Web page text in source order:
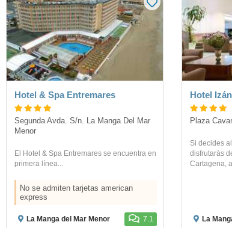
Hotel & Spa Entremares
Segunda Avda. S/n. La Manga Del Mar
Menor
El Hotel & Spa Entremares se encuentra en
primera línea...
No se admiten tarjetas american
express
La Manga del Mar Menor 7.1
Hotel
Plaza
Si decides
disfrutarás
Cartagena,
La